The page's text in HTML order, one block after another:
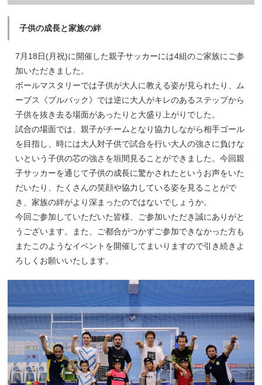
子供の成長と家族の絆
7月18日(月祝)に開催した親子サッカーには4組のご家族にご参
加いただきました。
ボールマスタリーでは子供が大人に教える姿が見られたり、ム
ーブス《プルバック》では逆に大人がキレのあるステップから
子供を抜き去る場面があったりと大盛り上がりでした。
試合の場面では、親子がチームとなり協力しながら相手ゴール
を目指し、時には大人対子供で試合を行い大人の強さに負けな
いという子供の芯の強さを垣間見ることができました。今回親
子サッカーを通じて子供の成長に驚かされたというお声をいた
だいたり、たくさんの笑顔や協力している姿を見ることがで
き、家族の絆がより深まったのではないでしょうか。
今回ご参加していただいた皆様、ご参加いただき誠にありがと
うございます。また、ご都合がつかずご参加できなかった方も
またこのようなイベントを開催してまいりますので引き続きよ
ろしくお願いいたします。